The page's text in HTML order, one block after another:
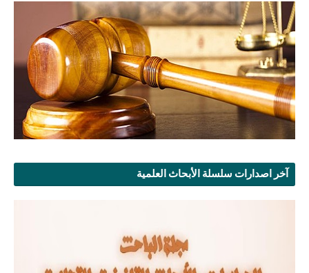
آخر اصدارات سلسلة الأبحاث العلمية